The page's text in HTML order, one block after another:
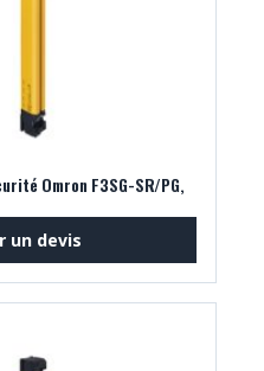
Omron F3SG-SR/PG,
un devis